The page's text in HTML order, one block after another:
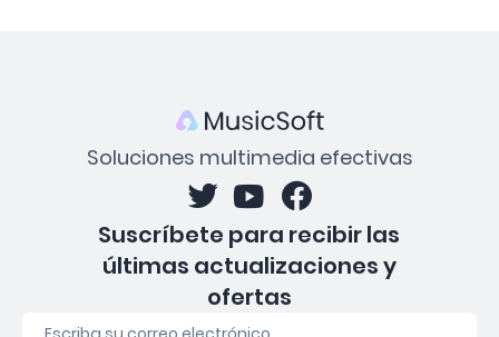
Soluciones multimedia efectivas
Suscríbete para recibir las
últimas actualizaciones y
ofertas